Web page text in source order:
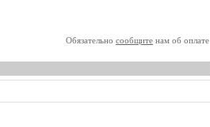
Обязательно сообщите нам об оплате